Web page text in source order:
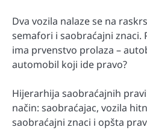
Dva vozila nalaze se na
semafori i saobraćajni znaci.
ima prvenstvo prolaza –
automobil koji ide pravo?
Hijerarhija saobraćajnih
način: saobraćajac, vozila
saobraćajni znaci i opšta